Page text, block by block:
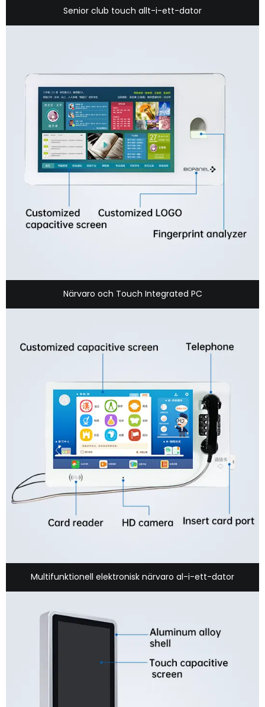
Senior club touch allt-i-ett-dator
Närvaro och Touch Integrated PC
Multifunktionell elektronisk närvaro al-i-ett-dator